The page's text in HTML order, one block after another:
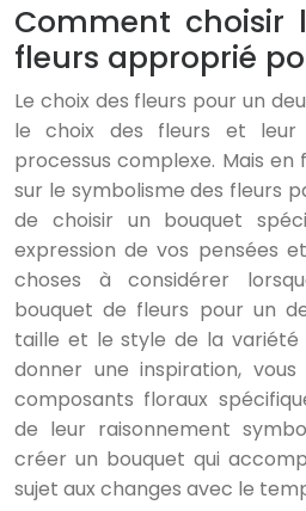
Comment choisir
fleurs approprié
Le choix des fleurs pour un
le choix des fleurs et leur
processus complexe. Mais
sur le symbolisme des fleurs
de choisir un bouquet
expression de vos pensées
choses à considérer
bouquet de fleurs pour un
taille et le style de la variété
donner une inspiration,
composants floraux
de leur raisonnement
créer un bouquet qui
sujet aux changes avec le